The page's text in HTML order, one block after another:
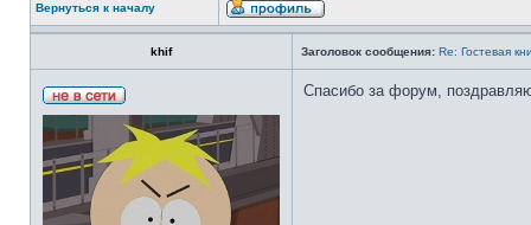
Вернуться к началу
khif Заголовок сообщения: Re: Гостевая
Спасибо за форум,